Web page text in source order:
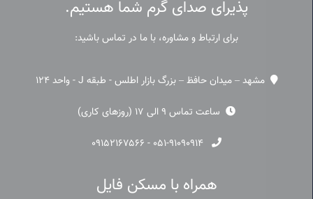
پذیرای صدای گرم شما هستیم.
برای ارتباط و مشاوره، با ما در تماس باشید:
مشهد – میدان حافظ – بزرگ بازار اطلس - طبقه J - واحد 124
ساعت تماس 9 الی 17 (روزهای کاری)
۰۵۱-۹۱۰۹۰۹۱۴ - ۰۹۱۵۲۱۶۷۵۶۶
همراه با مسکن فایل